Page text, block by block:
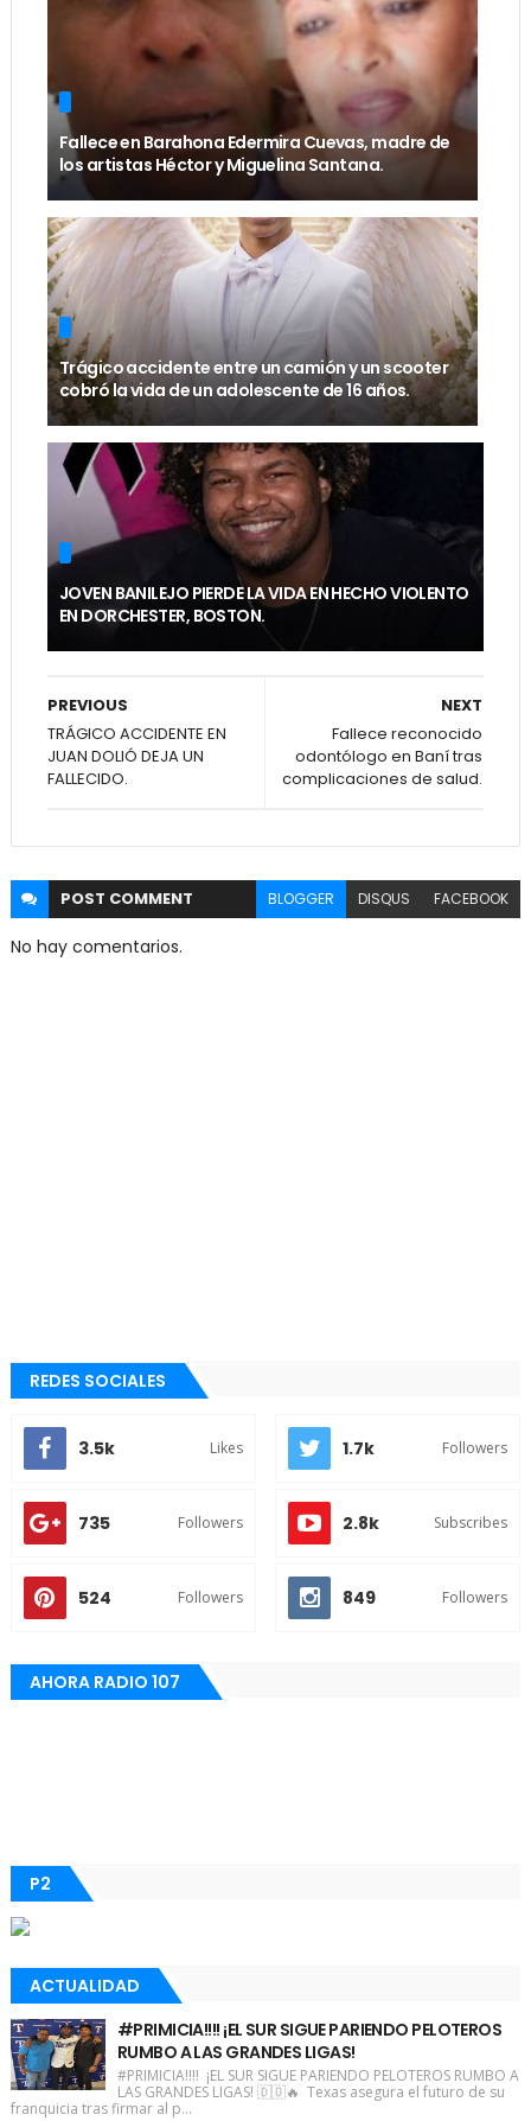
Fallece en Barahona Edermira Cuevas, madre de
los artistas Héctor y Miguelina Santana.
Trágico accidente entre un camión y un scooter
cobró la vida de un adolescente de 16 años.
JOVEN BANILEJO PIERDE LA VIDA EN HECHO VIOLENTO
EN DORCHESTER, BOSTON.
NEXT
Fallece reconocido
odontólogo en Baní tras
complicaciones de salud.
PREVIOUS
TRÁGICO ACCIDENTE EN
JUAN DOLIÓ DEJA UN
FALLECIDO.
POST COMMENT BLOGGER DISQUS FACEBOOK
No hay comentarios.
REDES SOCIALES
3.5k Likes 1.7k Followers
735 Followers 2.8k Subscribes
524 Followers 849 Followers
AHORA RADIO 107
P2
ACTUALIDAD
#PRIMICIA!!!! ¡EL SUR SIGUE PARIENDO PELOTEROS
RUMBO A LAS GRANDES LIGAS!
#PRIMICIA!!!! ¡EL SUR SIGUE PARIENDO PELOTEROS RUMBO A
LAS GRANDES LIGAS! 🇩🇴🔥 Texas asegura el futuro de su
franquicia tras firmar al p...